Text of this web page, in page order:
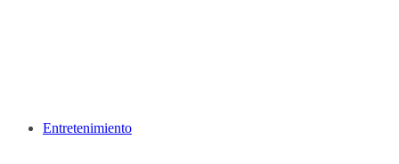
Entretenimiento